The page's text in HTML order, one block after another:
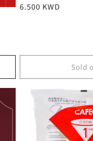
Regular
6.500 KWD
Sold